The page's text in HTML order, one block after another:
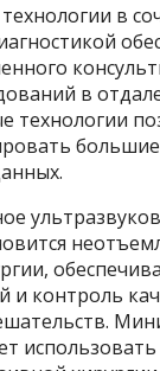
в
в
технологии
и контроль
использовать